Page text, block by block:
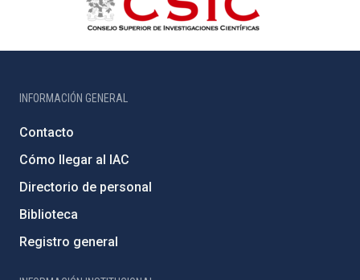
INFORMACIÓN GENERAL
Contacto
Cómo llegar al IAC
Directorio de personal
Biblioteca
Registro general